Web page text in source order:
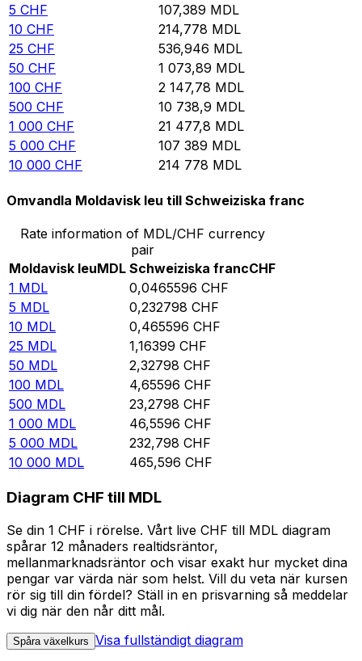
5 CHF 107,389 MDL
10 CHF 214,778 MDL
25 CHF 536,946 MDL
50 CHF 1 073,89 MDL
100 CHF 2 147,78 MDL
500 CHF 10 738,9 MDL
1 000 CHF 21 477,8 MDL
5 000 CHF 107 389 MDL
10 000 CHF 214 778 MDL
Omvandla Moldavisk leu till Schweiziska franc
Rate information of MDL/CHF currency
pair
Moldavisk leuMDL Schweiziska francCHF
1 MDL 0,0465596 CHF
5 MDL 0,232798 CHF
10 MDL 0,465596 CHF
25 MDL 1,16399 CHF
50 MDL 2,32798 CHF
100 MDL 4,65596 CHF
500 MDL 23,2798 CHF
1 000 MDL 46,5596 CHF
5 000 MDL 232,798 CHF
10 000 MDL 465,596 CHF
Diagram CHF till MDL
Se din 1 CHF i rörelse. Vårt live CHF till MDL diagram
spårar 12 månaders realtidsräntor,
mellanmarknadsräntor och visar exakt hur mycket dina
pengar var värda när som helst. Vill du veta när kursen
rör sig till din fördel? Ställ in en prisvarning så meddelar
vi dig när den når ditt mål.
Spåra växelkurs Visa fullständigt diagram